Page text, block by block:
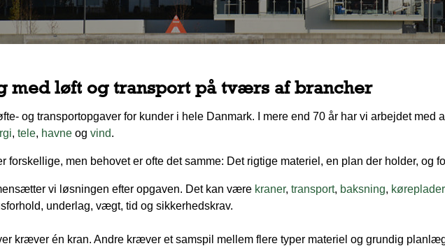
med løft og transport på tværs af brancher
og transportopgaver for kunder i hele Danmark. I mere end 70 år har vi arbejdet med
, tele, havne og vind.
forskellige, men behovet er ofte det samme: Det rigtige materiel, en plan der holder, og
vi løsningen efter opgaven. Det kan være kraner, transport, baksning, køreplader
underlag, vægt, tid og sikkerhedskrav.
kræver én kran. Andre kræver et samspil mellem flere typer materiel og grundig